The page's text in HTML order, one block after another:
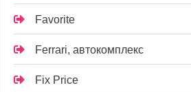
Favorite
Ferrari, автокомплекс
Fix Price